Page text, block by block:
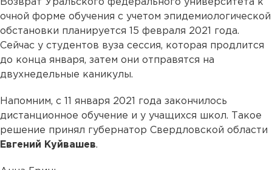
Возврат Уральского федерального университета к
очной форме обучения с учетом эпидемиологической
обстановки планируется 15 февраля 2021 года.
Сейчас у студентов вуза сессия, которая продлится
до конца января, затем они отправятся на
двухнедельные каникулы.
Напомним, с 11 января 2021 года закончилось
дистанционное обучение и у учащихся школ. Такое
решение принял губернатор Свердловской области
Евгений Куйвашев.